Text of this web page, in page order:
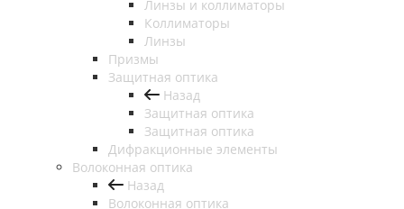
Линзы и коллиматоры
Коллиматоры
Линзы
Призмы
Защитная оптика
Назад
Защитная оптика
Защитная оптика
Дифракционные элементы
Волоконная оптика
Назад
Волоконная оптика